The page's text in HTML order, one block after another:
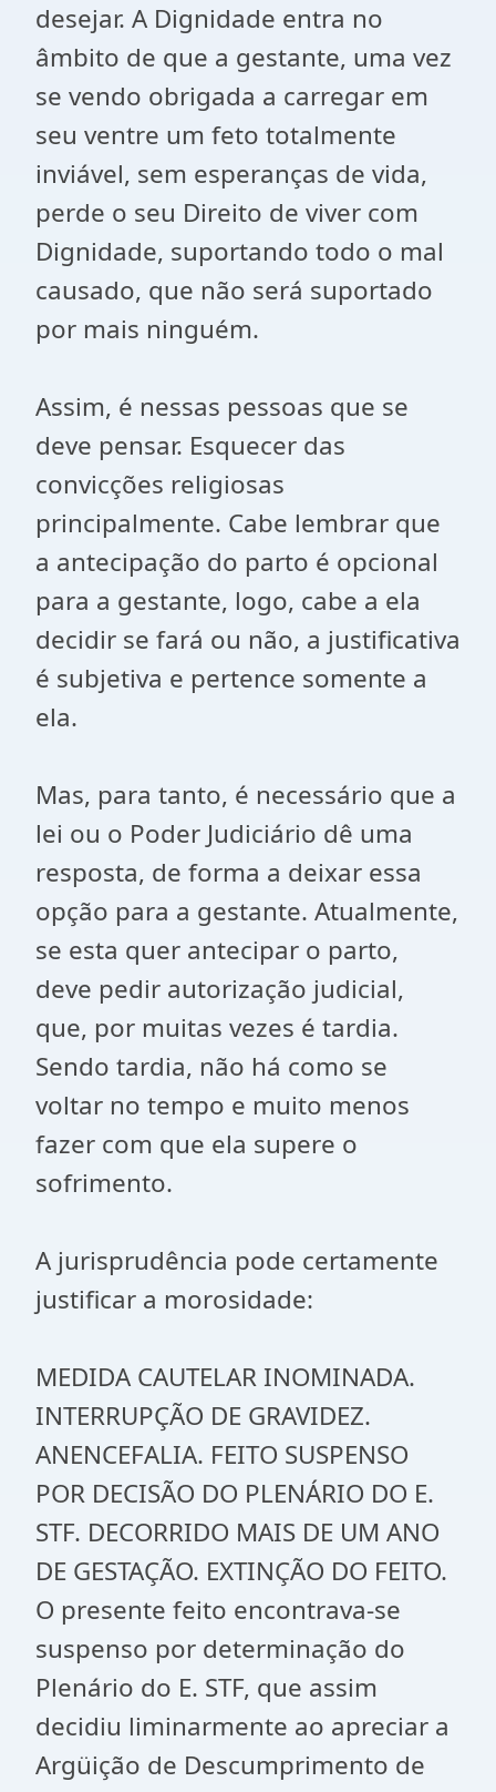
desejar. A Dignidade entra no
âmbito de que a gestante, uma vez
se vendo obrigada a carregar em
seu ventre um feto totalmente
inviável, sem esperanças de vida,
perde o seu Direito de viver com
Dignidade, suportando todo o mal
causado, que não será suportado
por mais ninguém.
Assim, é nessas pessoas que se
deve pensar. Esquecer das
convicções religiosas
principalmente. Cabe lembrar que
a antecipação do parto é opcional
para a gestante, logo, cabe a ela
decidir se fará ou não, a justificativa
é subjetiva e pertence somente a
ela.
Mas, para tanto, é necessário que a
lei ou o Poder Judiciário dê uma
resposta, de forma a deixar essa
opção para a gestante. Atualmente,
se esta quer antecipar o parto,
deve pedir autorização judicial,
que, por muitas vezes é tardia.
Sendo tardia, não há como se
voltar no tempo e muito menos
fazer com que ela supere o
sofrimento.
A jurisprudência pode certamente
justificar a morosidade:
MEDIDA CAUTELAR INOMINADA.
INTERRUPÇÃO DE GRAVIDEZ.
ANENCEFALIA. FEITO SUSPENSO
POR DECISÃO DO PLENÁRIO DO E.
STF. DECORRIDO MAIS DE UM ANO
DE GESTAÇÃO. EXTINÇÃO DO FEITO.
O presente feito encontrava-se
suspenso por determinação do
Plenário do E. STF, que assim
decidiu liminarmente ao apreciar a
Argüição de Descumprimento de